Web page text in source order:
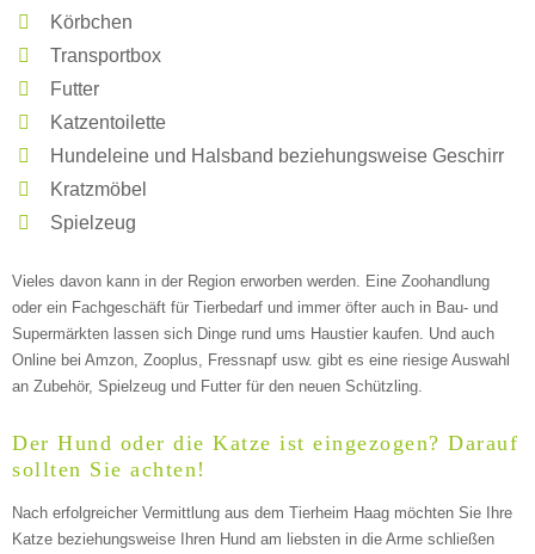
ÖFFNUNGSZEITEN HINZUFÜGEN
Sonntag
Mit Absenden der Daten akzeptiere ich die
AGB`s.
Körbchen
Transportbox
Futter
Katzentoilette
Hundeleine und Halsband beziehungsweise Geschirr
Kratzmöbel
Spielzeug
Vieles davon kann in der Region erworben werden. Eine Zoohandlung
oder ein Fachgeschäft für Tierbedarf und immer öfter auch in Bau- und
Supermärkten lassen sich Dinge rund ums Haustier kaufen. Und auch
Online bei Amzon, Zooplus, Fressnapf usw. gibt es eine riesige Auswahl
an Zubehör, Spielzeug und Futter für den neuen Schützling.
Der Hund oder die Katze ist eingezogen? Darauf
sollten Sie achten!
Nach erfolgreicher Vermittlung aus dem Tierheim Haag möchten Sie Ihre
Katze beziehungsweise Ihren Hund am liebsten in die Arme schließen